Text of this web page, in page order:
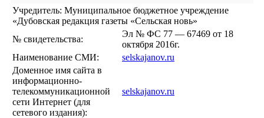
Учредитель: Муниципальное бюджетное учреждение
«Дубовская редакция газеты «Сельская новь»
№ свидетельства:
Эл № ФС 77 — 67469 от 18
октября 2016г.
Наименование СМИ:
selskajanov.ru
Доменное имя сайта в
информационно-
телекоммуникационной
сети Интернет (для
сетевого издания):
selskajanov.ru